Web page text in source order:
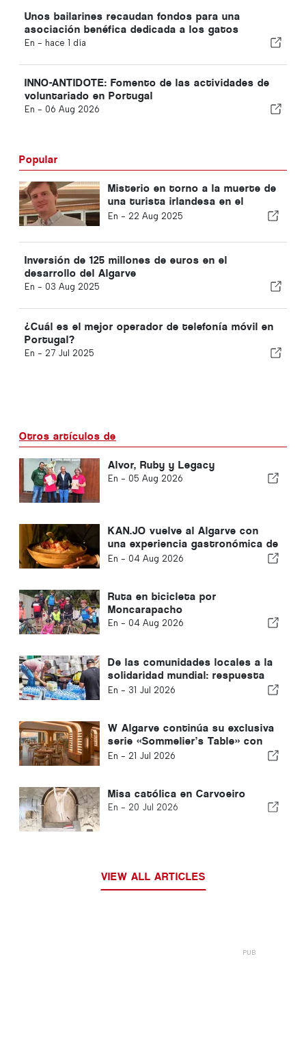
Unos bailarines recaudan fondos para una
asociación benéfica dedicada a los gatos
En - hace 1 día
INNO-ANTIDOTE: Fomento de las actividades de
voluntariado en Portugal
En - 06 Aug 2026
Popular
Misterio en torno a la muerte de
una turista irlandesa en el
Algarve
En - 22 Aug 2025
Inversión de 125 millones de euros en el
desarrollo del Algarve
En - 03 Aug 2025
¿Cuál es el mejor operador de telefonía móvil en
Portugal?
En - 27 Jul 2025
Otros artículos de
Alvor, Ruby y Legacy
En - 05 Aug 2026
KAN.JO vuelve al Algarve con
una experiencia gastronómica de
inspiración asiática
En - 04 Aug 2026
Ruta en bicicleta por
Moncarapacho
En - 04 Aug 2026
De las comunidades locales a la
solidaridad mundial: respuesta
colectiva tras los terremotos
En - 31 Jul 2026
W Algarve continúa su exclusiva
serie «Sommelier’s Table» con
Buçaco
En - 21 Jul 2026
Misa católica en Carvoeiro
En - 20 Jul 2026
VIEW ALL ARTICLES